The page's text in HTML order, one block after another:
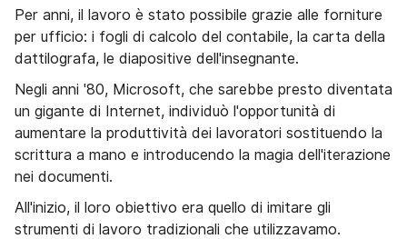
Per anni, il lavoro è stato possibile grazie alle forniture
per ufficio: i fogli di calcolo del contabile, la carta della
dattilografa, le diapositive dell'insegnante.
Negli anni '80, Microsoft, che sarebbe presto diventata
un gigante di Internet, individuò l'opportunità di
aumentare la produttività dei lavoratori sostituendo la
scrittura a mano e introducendo la magia dell'iterazione
nei documenti.
All'inizio, il loro obiettivo era quello di imitare gli
strumenti di lavoro tradizionali che utilizzavamo.